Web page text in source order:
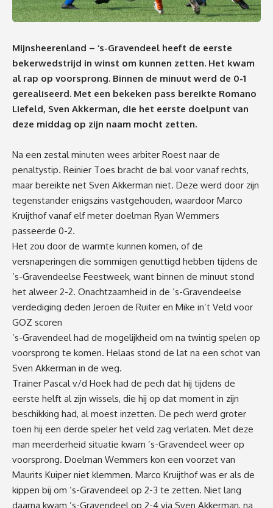
Mijnsheerenland – ‘s-Gravendeel heeft de eerste
bekerwedstrijd in winst om kunnen zetten. Het kwam
al rap op voorsprong. Binnen de minuut werd de 0-1
gerealiseerd. Met een bekeken pass bereikte Romano
Liefeld, Sven Akkerman, die het eerste doelpunt van
deze middag op zijn naam mocht zetten.
Na een zestal minuten wees arbiter Roest naar de
penaltystip. Reinier Toes bracht de bal voor vanaf rechts,
maar bereikte net Sven Akkerman niet. Deze werd door zijn
tegenstander enigszins vastgehouden, waardoor Marco
Kruijthof vanaf elf meter doelman Ryan Wemmers
passeerde 0-2.
Het zou door de warmte kunnen komen, of de
versnaperingen die sommigen genuttigd hebben tijdens de
’s-Gravendeelse Feestweek, want binnen de minuut stond
het alweer 2-2. Onachtzaamheid in de ’s-Gravendeelse
verdediging deden Jeroen de Ruiter en Mike in’t Veld voor
GOZ scoren
’s-Gravendeel had de mogelijkheid om na twintig spelen op
voorsprong te komen. Helaas stond de lat na een schot van
Sven Akkerman in de weg.
Trainer Pascal v/d Hoek had de pech dat hij tijdens de
eerste helft al zijn wissels, die hij op dat moment in zijn
beschikking had, al moest inzetten. De pech werd groter
toen hij een derde speler het veld zag verlaten. Met deze
man meerderheid situatie kwam ’s-Gravendeel weer op
voorsprong. Doelman Wemmers kon een voorzet van
Maurits Kuiper niet klemmen. Marco Kruijthof was er als de
kippen bij om ’s-Gravendeel op 2-3 te zetten. Niet lang
daarna kwam ’s-Gravendeel op 2-4 via Sven Akkerman, na